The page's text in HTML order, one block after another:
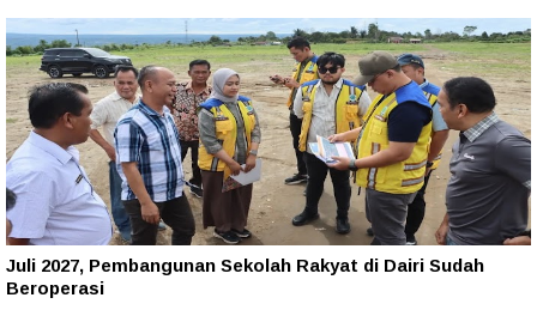
Juli 2027, Pembangunan Sekolah Rakyat di Dairi Sudah
Beroperasi